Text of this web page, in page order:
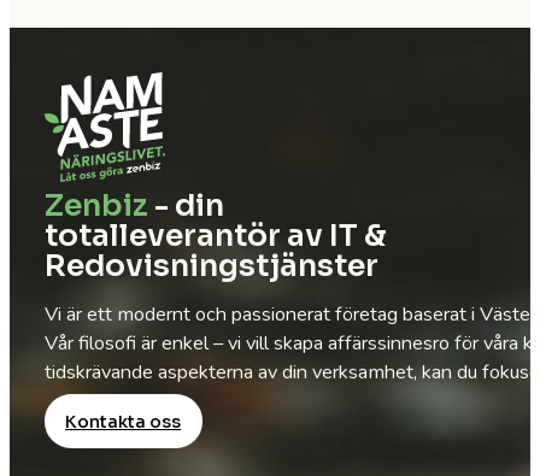
Zenbiz - din
totalleverantör av IT &
Redovisningstjänster
Vi är ett modernt och passionerat företag baserat i
Vår filosofi är enkel – vi vill skapa affärssinnesro för våra
tidskrävande aspekterna av din verksamhet, kan du
Kontakta oss